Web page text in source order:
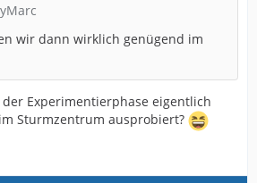
wir dann wirklich genügend im
Experimentierphase eigentlich
Sturmzentrum ausprobiert?